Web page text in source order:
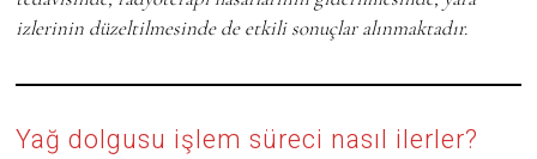
izlerinin düzeltilmesinde de etkili sonuçlar alınmaktadır.
Yağ dolgusu işlem süreci nasıl ilerler?